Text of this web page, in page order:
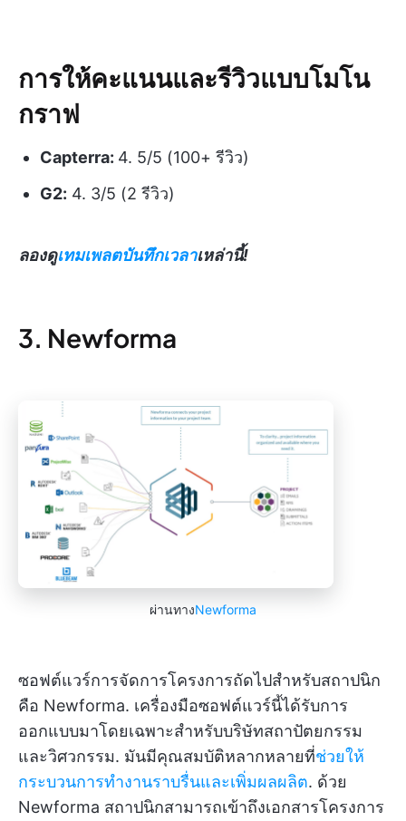
การให้คะแนนและรีวิวแบบโมโน
กราฟ
Capterra: 4. 5/5 (100+ รีวิว)
G2: 4. 3/5 (2 รีวิว)
ลองดูเทมเพลตบันทึกเวลาเหล่านี้!
3. Newforma
ผ่านทางNewforma
ซอฟต์แวร์การจัดการโครงการถัดไปสำหรับสถาปนิก
คือ Newforma. เครื่องมือซอฟต์แวร์นี้ได้รับการ
ออกแบบมาโดยเฉพาะสำหรับบริษัทสถาปัตยกรรม
และวิศวกรรม. มันมีคุณสมบัติหลากหลายที่ช่วยให้
กระบวนการทำงานราบรื่นและเพิ่มผลผลิต. ด้วย
Newforma สถาปนิกสามารถเข้าถึงเอกสารโครงการ